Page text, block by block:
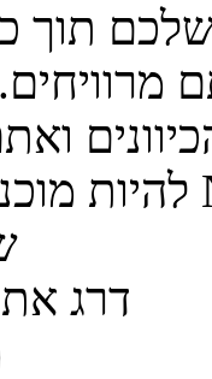
תוך
להיות
דרג